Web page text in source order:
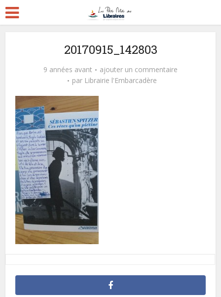
20170915_142803
9 années avant
ajouter un commentaire
par Librairie l'Embarcadère